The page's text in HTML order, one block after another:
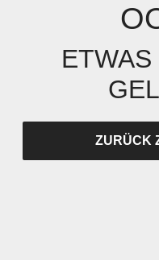
ZURÜCK